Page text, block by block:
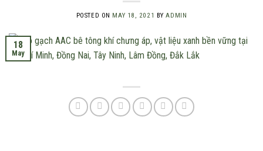
POSTED ON MAY 18, 2021 BYADMIN
18
May